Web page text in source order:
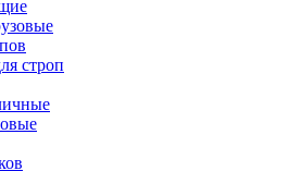
строп